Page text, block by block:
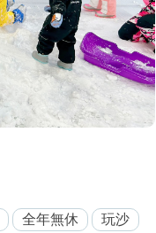
全年無休 玩沙